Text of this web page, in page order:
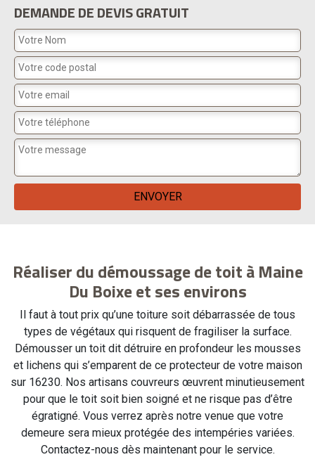
DEMANDE DE DEVIS GRATUIT
Réaliser du démoussage de toit à Maine
Du Boixe et ses environs
Il faut à tout prix qu’une toiture soit débarrassée de tous
types de végétaux qui risquent de fragiliser la surface.
Démousser un toit dit détruire en profondeur les mousses
et lichens qui s’emparent de ce protecteur de votre maison
sur 16230. Nos artisans couvreurs œuvrent minutieusement
pour que le toit soit bien soigné et ne risque pas d’être
égratigné. Vous verrez après notre venue que votre
demeure sera mieux protégée des intempéries variées.
Contactez-nous dès maintenant pour le service.